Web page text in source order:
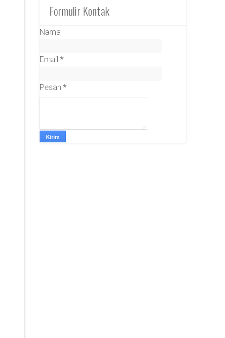
Formulir Kontak
Nama
Email*
Pesan*